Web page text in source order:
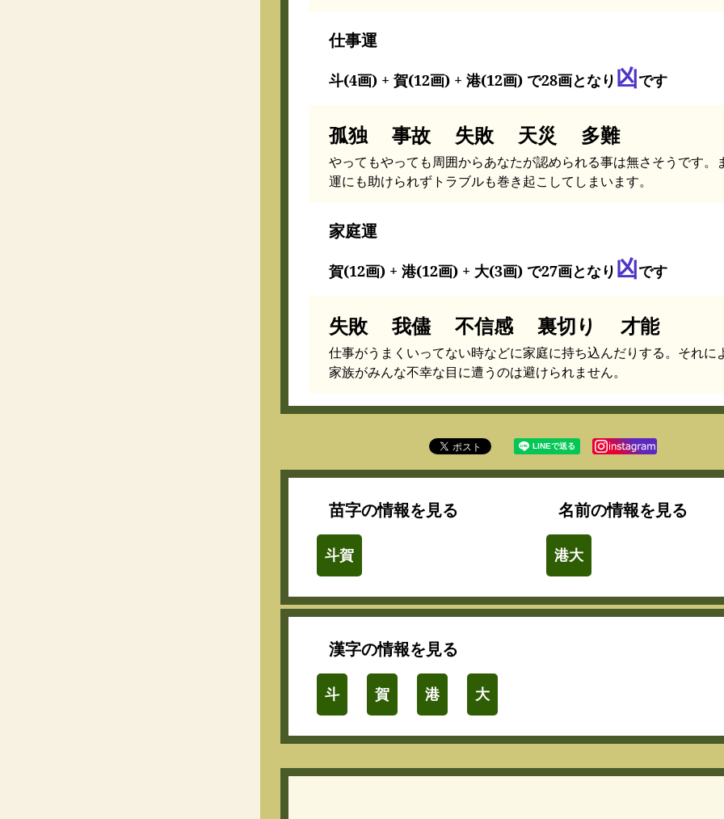
仕事運
斗(4画) + 賀(12画) + 港(12画) で28画となり 凶です
孤独 事故 失敗 天災 多難
やってもやっても周囲からあなたが認められる事は無さそうです。
運にも助けられずトラブルも巻き起こしてしまいます。
家庭運
賀(12画) + 港(12画) + 大(3画) で27画となり 凶です
失敗 我儘 不信感 裏切り 才能
仕事がうまくいってない時などに家庭に持ち込んだりする。それに
家族がみんな不幸な目に遭うのは避けられません。
苗字の情報を見る
斗賀
名前の情報を見る
港大
漢字の情報を見る
斗 賀 港 大